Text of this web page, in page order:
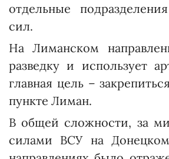
отдельные
сил.
На Лиманском
разведку и использует
главная цель –
пункте Лиман.
В общей сложности, за
силами ВСУ на